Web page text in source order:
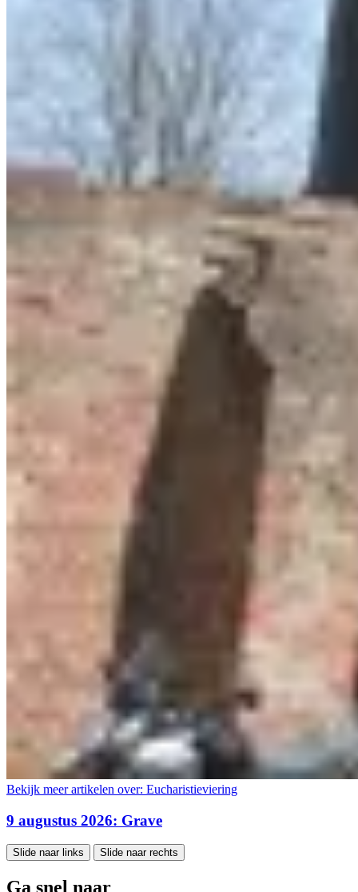
Bekijk meer artikelen over: Eucharistieviering
9 augustus 2026: Grave
Slide naar links Slide naar rechts
Ga snel naar